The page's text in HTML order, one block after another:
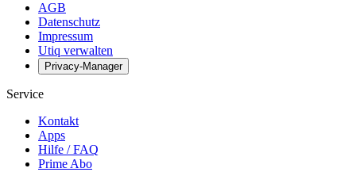
AGB
Datenschutz
Impressum
Utiq verwalten
Privacy-Manager
Service
Kontakt
Apps
Hilfe / FAQ
Prime Abo